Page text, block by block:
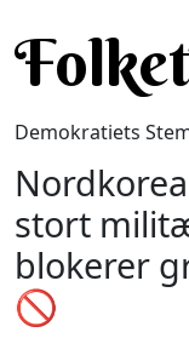
Demokratiets
stort
blokerer
🚫